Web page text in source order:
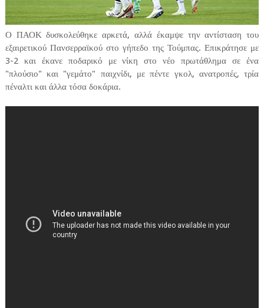
Ο ΠΑΟΚ δυσκολεύθηκε αρκετά, αλλά έκαμψε την αντίσταση του
εξαιρετικού Πανσερραϊκού στο γήπεδο της Τούμπας. Επικράτησε με
3-2 και έκανε ποδαρικό με νίκη στο νέο πρωτάθλημα σε ένα
"πλούσιο" και "γεμάτο" παιχνίδι, με πέντε γκολ, ανατροπές, τρία
πέναλτι και άλλα τόσα δοκάρια.